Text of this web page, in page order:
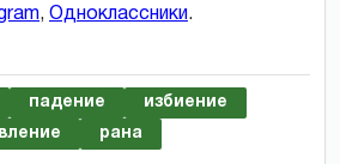
, Одноклассники.
падение
избиение
рана